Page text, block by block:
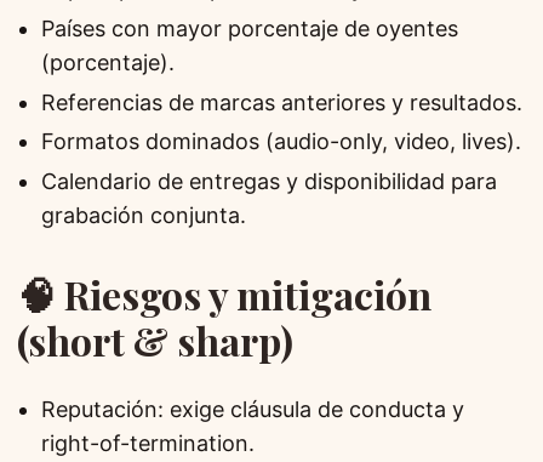
Países con mayor porcentaje de oyentes
(porcentaje).
Referencias de marcas anteriores y resultados.
Formatos dominados (audio-only, video, lives).
Calendario de entregas y disponibilidad para
grabación conjunta.
🧠 Riesgos y mitigación
(short & sharp)
Reputación: exige cláusula de conducta y
right-of-termination.